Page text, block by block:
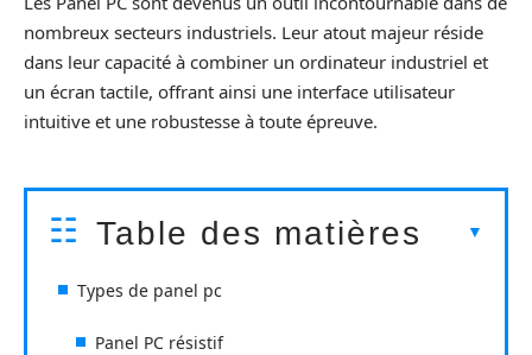
nombreux secteurs industriels. Leur atout majeur réside
dans leur capacité à combiner un ordinateur industriel et
un écran tactile, offrant ainsi une interface utilisateur
intuitive et une robustesse à toute épreuve.
Table des matières
Types de panel pc
Panel PC résistif